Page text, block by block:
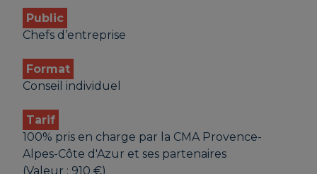
Public
Chefs d’entreprise
Format
Conseil individuel
Tarif
100% pris en charge par la CMA Provence-
Alpes-Côte d'Azur et ses partenaires
(Valeur : 910 €)